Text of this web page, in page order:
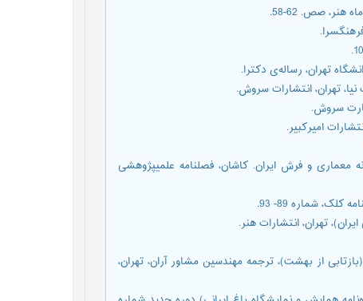
نمادگرایانه معماری و فرش ایران. کاشان، فصلنامه علمیپژوهشی
یاوری، مینوش (1383)؛ باغ ایرانی (بازتابی از بهشت)، ترجمه مهندسین مشاور آران، تهران،